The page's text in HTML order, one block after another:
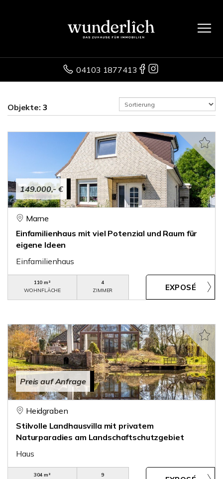
04103 1877413
Objekte: 3
149.000,- €
Marne
Einfamilienhaus mit viel Potenzial und Raum für
eigene Ideen
Einfamilienhaus
110 m²
WOHNFLÄCHE
4
ZIMMER
Preis auf Anfrage
Heidgraben
Stilvolle Landhausvilla mit privatem
Naturparadies am Landschaftschutzgebiet
Haus
304 m²
9